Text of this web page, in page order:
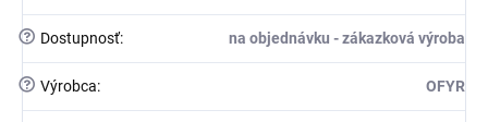
? Dostupnosť: na objednávku - zákazková výroba
? Výrobca: OFYR